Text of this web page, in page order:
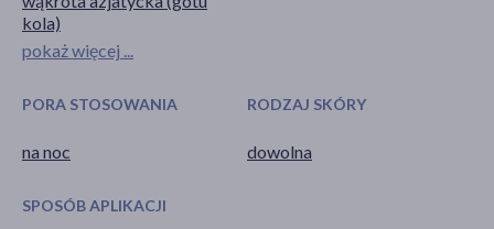
kola)
pokaż więcej ...
PORA STOSOWANIA
na noc
RODZAJ SKÓRY
dowolna
SPOSÓB APLIKACJI